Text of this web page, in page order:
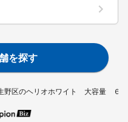
野区のヘリオホワイト 大容量 ６０
を探す